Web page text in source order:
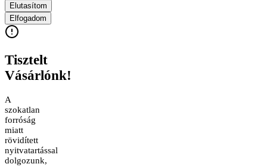
Elutasítom
Elfogadom
Tisztelt
Vásárlónk!
A
szokatlan
forróság
miatt
rövidített
nyitvatartással
dolgozunk,